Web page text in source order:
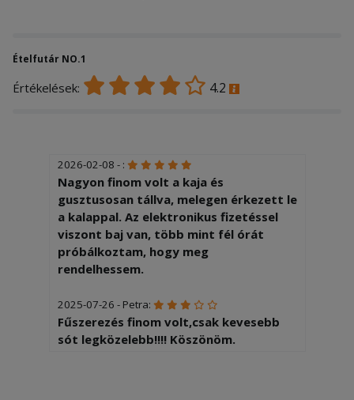
Ételfutár NO.1
Értékelések: 4.2
2026-02-08 - :
Nagyon finom volt a kaja és
gusztusosan tállva, melegen érkezett le
a kalappal. Az elektronikus fizetéssel
viszont baj van, több mint fél órát
próbálkoztam, hogy meg
rendelhessem.
2025-07-26 - Petra:
Fűszerezés finom volt,csak kevesebb
sót legközelebb!!!! Köszönöm.